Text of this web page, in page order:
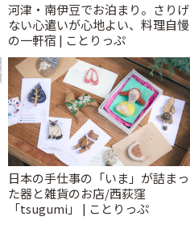
河津・南伊豆でお泊まり。さりげ
ない心遣いが心地よい、料理自慢
の一軒宿 | ことりっぷ
日本の手仕事の「いま」が詰まっ
た器と雑貨のお店/西荻窪
「tsugumi」 | ことりっぷ